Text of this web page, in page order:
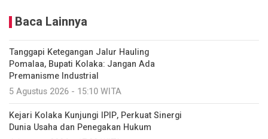
Baca Lainnya
Tanggapi Ketegangan Jalur Hauling
Pomalaa, Bupati Kolaka: Jangan Ada
Premanisme Industrial
5 Agustus 2026 - 15:10 WITA
Kejari Kolaka Kunjungi IPIP, Perkuat Sinergi
Dunia Usaha dan Penegakan Hukum